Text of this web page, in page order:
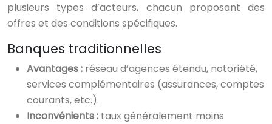
plusieurs types d’acteurs, chacun proposant des
offres et des conditions spécifiques.
Banques traditionnelles
Avantages : réseau d’agences étendu, notoriété,
services complémentaires (assurances, comptes
courants, etc.).
Inconvénients : taux généralement moins